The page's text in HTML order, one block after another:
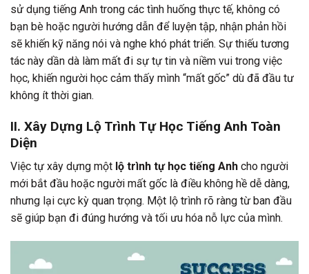
sử dụng tiếng Anh trong các tình huống thực tế, không có
bạn bè hoặc người hướng dẫn để luyện tập, nhận phản hồi
sẽ khiến kỹ năng nói và nghe khó phát triển. Sự thiếu tương
tác này dần dà làm mất đi sự tự tin và niềm vui trong việc
học, khiến người học cảm thấy mình “mất gốc” dù đã đầu tư
không ít thời gian.
II. Xây Dựng Lộ Trình Tự Học Tiếng Anh Toàn
Diện
Việc tự xây dựng một lộ trình tự học tiếng Anh cho người
mới bắt đầu hoặc người mất gốc là điều không hề dễ dàng,
nhưng lại cực kỳ quan trọng. Một lộ trình rõ ràng từ ban đầu
sẽ giúp bạn đi đúng hướng và tối ưu hóa nỗ lực của mình.